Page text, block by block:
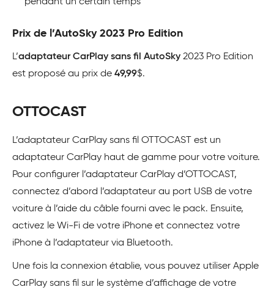
Prix de l’AutoSky 2023 Pro Edition
L’adaptateur CarPlay sans fil AutoSky 2023 Pro Edition
est proposé au prix de 49,99$.
OTTOCAST
L’adaptateur CarPlay sans fil OTTOCAST est un
adaptateur CarPlay haut de gamme pour votre voiture.
Pour configurer l’adaptateur CarPlay d’OTTOCAST,
connectez d’abord l’adaptateur au port USB de votre
voiture à l’aide du câble fourni avec le pack. Ensuite,
activez le Wi-Fi de votre iPhone et connectez votre
iPhone à l’adaptateur via Bluetooth.
Une fois la connexion établie, vous pouvez utiliser Apple
CarPlay sans fil sur le système d’affichage de votre